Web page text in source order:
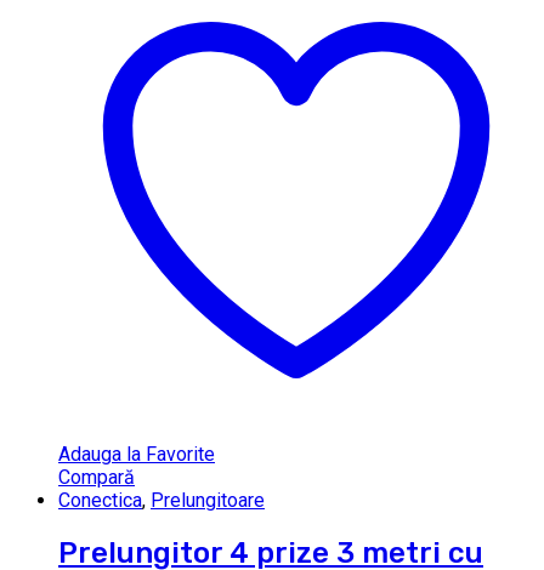
Adauga la Favorite
Compară
Conectica, Prelungitoare
Prelungitor 4 prize 3 metri cu